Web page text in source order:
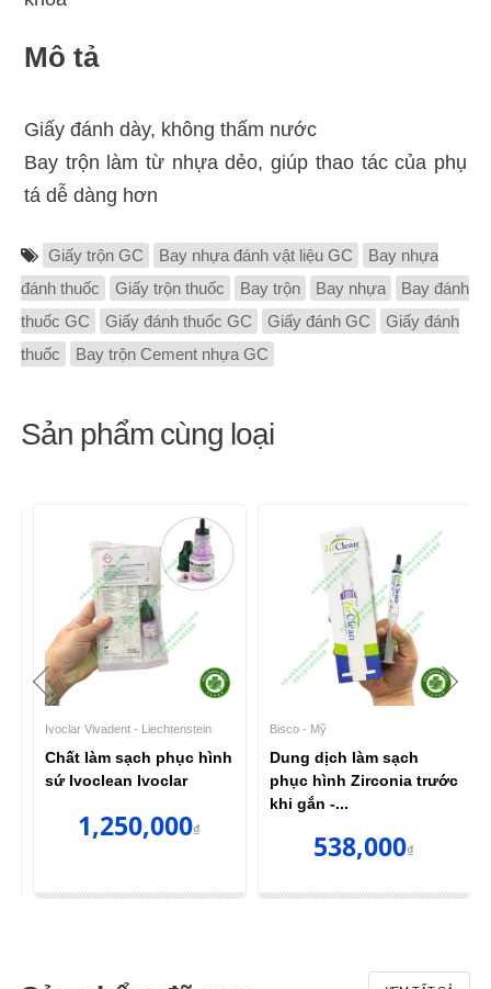
Mô tả
Giấy đánh dày, không thấm nước
Bay trộn làm từ nhựa dẻo, giúp thao tác của phụ
tá dễ dàng hơn
Giấy trộn GC Bay nhựa đánh vật liệu GC
Bay nhựa
đánh thuốc
Giấy trộn thuốc Bay trộn Bay nhựa
Bay đánh
thuốc GC
Giấy đánh thuốc GC Giấy đánh GC
Giấy đánh
thuốc
Bay trộn Cement nhựa GC
Sản phẩm cùng loại
Ivoclar Vivadent - Liechtenstein
Chất làm sạch phục hình
sứ Ivoclean Ivoclar
1,250,000₫
Bisco - Mỹ
Dung dịch làm sạch
phục hình Zirconia trước
khi gắn -...
538,000₫